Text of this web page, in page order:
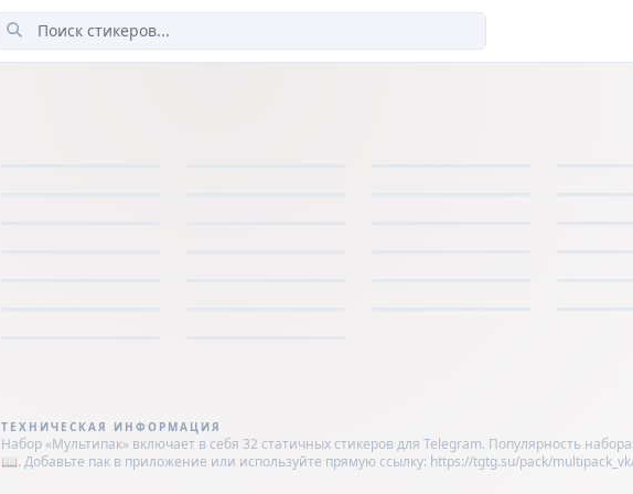
ТЕХНИЧЕСКАЯ ИНФОРМАЦИЯ
Набор «Мультипак» включает в себя 32 статичных стикеров для Telegram. Популярность
📖. Добавьте пак в приложение или используйте прямую ссылку: https://tgtg.su/pack/